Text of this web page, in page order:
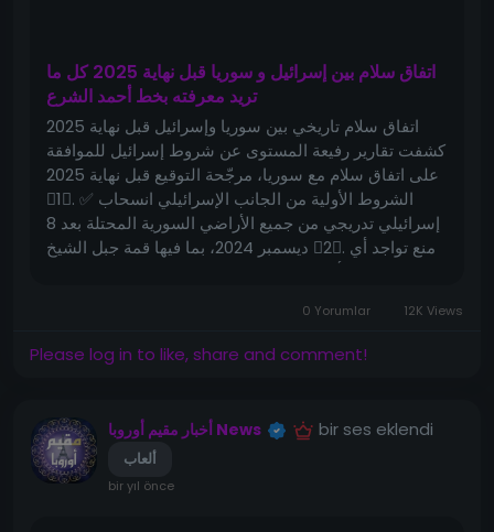
Le samneh (beurre clarifié oriental), utilisé avec
modération, donne un goût authentique et apporte
des acides gras bénéfiques.
En combinant ces ingrédients, ce plat devient une
véritable star des repas méditerranéens : équilibré,
complet et savoureux. Il répond parfaitement à la
Pourquoi choisir ce plat ?
Si vous cherchez une recette méditerranéenne
اتفاق سلام بين إسرائيل و سوريا قبل نهاية 2025 كل ما
تريد معرفته بخط أحمد الشرع
اتفاق سلام تاريخي بين سوريا وإسرائيل قبل نهاية 2025
كشفت تقارير رفيعة المستوى عن شروط إسرائيل للموافقة
على اتفاق سلام مع سوريا، مرجّحة التوقيع قبل نهاية 2025
1. ✅ الشروط الأولية من الجانب الإسرائيلي انسحاب
إسرائيلي تدريجي من جميع الأراضي السورية المحتلة بعد 8
ديسمبر 2024، بما فيها قمة جبل الشيخ 2. منع تواجد أي
0 Yorumlar 12K Views
Please log in to like, share and comment!
أخبار مقيم أوروبا News bir ses eklendi
ألعاب
bir yıl önce